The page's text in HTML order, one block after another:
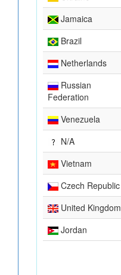
Jamaica
Brazil
Netherlands
Russian
Federation
Venezuela
N/A
Vietnam
Czech Republic
United Kingdom
Jordan